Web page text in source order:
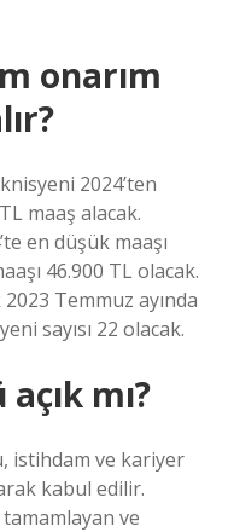
onarım
2024’ten
maaş alacak.
en düşük maaşı
46.900 TL olacak.
Temmuz ayında
sayısı 22 olacak.
mı?
istihdam ve kariyer
kabul edilir.
ve